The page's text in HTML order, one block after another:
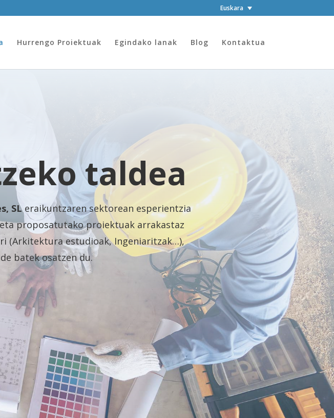
Euskara
Hurrengo Proiektuak Egindako lanak Blog Kontaktua
taldea
SLeraikuntzaren sektorean esperientzia
proposatutako proiektuak arrakastaz
(Arkitektura estudioak, Ingeniaritzak…),
batek osatzen du.